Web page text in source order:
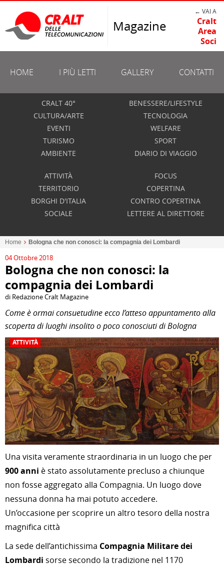
Magazine
← VAI A
Cralt
Area
Soci
HOME I PIÙ LETTI GALLERY CONTATTI
CRALT 40°
CULTURA/ARTE
EVENTI
TURISMO
AMBIENTE
BENESSERE/LIFESTYLE
TECNOLOGIA
WELFARE
SPORT
DIARIO DI VIAGGIO
ATTIVITÀ
TERRITORIO
BORGHI D'ITALIA
SOCIALE
FOCUS
COPERTINA
CONTRO COPERTINA
LETTERE AL DIRETTORE
Home Bologna che non conosci: la compagnia dei Lombardi
04 Ottobre 2018
Bologna che non conosci: la
compagnia dei Lombardi
di Redazione Cralt Magazine
Come è ormai consuetudine ecco l’atteso appuntamento alla
scoperta di luoghi insolito o poco conosciuti di Bologna
ATTIVITÀ
Una visita veramente straordinaria in un luogo che per
900 anni è stato assolutamente precluso a chiunque
non fosse aggregato alla Compagnia. Un luogo dove
nessuna donna ha mai potuto accedere.
Un’occasione per scoprire un altro tesoro della nostra
magnifica città
La sede dell’antichissima Compagnia Militare dei
Lombardi sorse secondo la tradizione nel 1170